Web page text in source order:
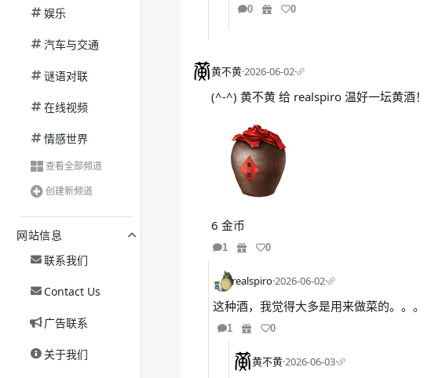
娱乐
汽车与交通
谜语对联
在线视频
情感世界
查看全部频道
创建新频道
网站信息
联系我们
Contact Us
广告联系
关于我们
0 0
黄不黄·2026-06-02·
(^-^) 黄不黄 给 realspiro 温好一坛黄酒！
6 金币
1 0
realspiro·2026-06-02·
这种酒，我觉得大多是用来做菜的。。。
1 0
黄不黄·2026-06-03·